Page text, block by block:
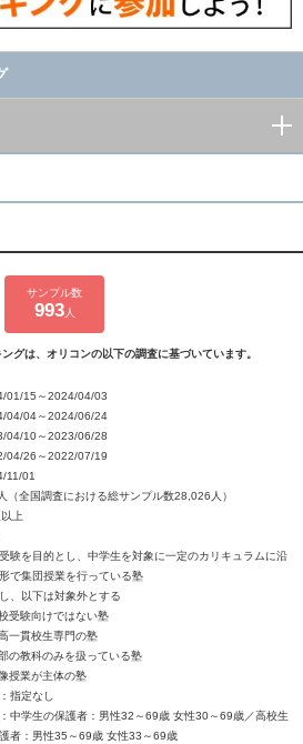
サンプル数
993人
グは、オリコンの以下の調査に基づいています。
01/15～2024/04/03
04/04～2024/06/24
04/10～2023/06/28
04/26～2022/07/19
11/01
（全国調査における総サンプル数28,026人）
上
験を目的とし、中学生を対象に一定のカリキュラムに沿
で集団授業を行っている塾
、以下は対象外とする
受験向けではない塾
一貫校生専門の塾
の教科のみを扱っている塾
授業が主体の塾
指定なし
中学生の保護者：男性32～69歳 女性30～69歳／高校生
者：男性35～69歳 女性33～69歳